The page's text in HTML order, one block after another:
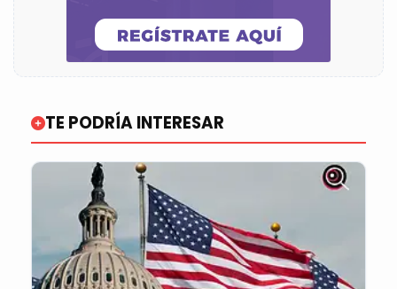
TE PODRÍA INTERESAR